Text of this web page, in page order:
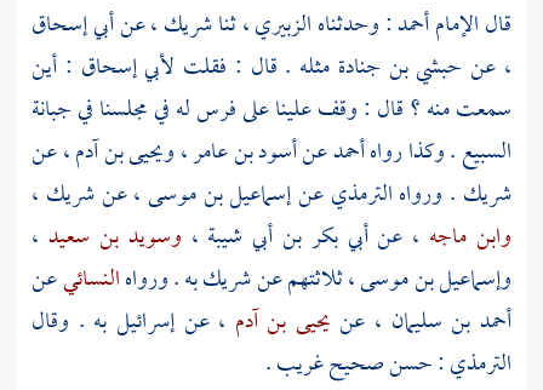
قال الإمامأحمد: وحدثناهالزبيري، ثناشريك، عنأبي إسحاق
، عن حبشي بن جنادة مثله . قال : فقلت لأبي إسحاق : أين
سمعت منه ؟ قال : وقف علينا على فرس له في مجلسنا في جبانة
السبيع . وكذا رواهأحمدعنأسود بن عامر،ويحيى بن آدم، عن
شريك . ورواهالترمذيعنإسماعيل بن موسى، عنشريك ،
وابن ماجه ، عنأبي بكر بن أبي شيبة ، وسويد بن سعيد ،
وإسماعيل بن موسى، ثلاثتهم عنشريكبه . ورواهالنسائيعن
أحمد بن سليمان ، عن يحيى بن آدم ، عنإسرائيل به . وقال
الترمذي: حسن صحيح غريب .